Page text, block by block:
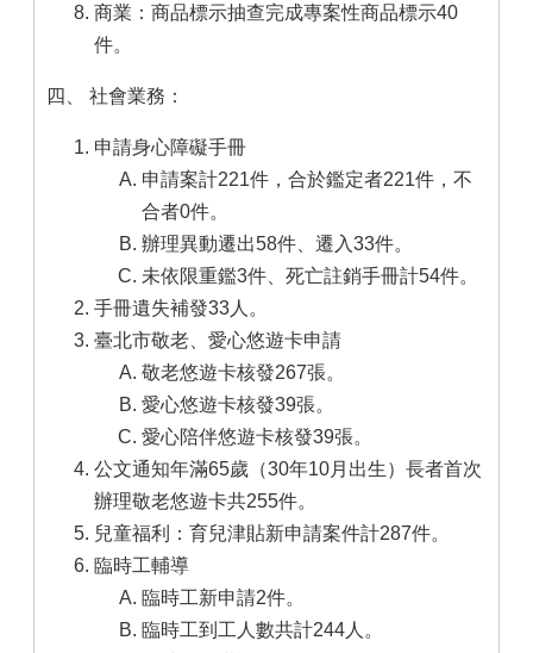
商業：商品標示抽查完成專案性商品標示40
件。
四、 社會業務：
申請身心障礙手冊
申請案計221件，合於鑑定者221件，不
合者0件。
辦理異動遷出58件、遷入33件。
未依限重鑑3件、死亡註銷手冊計54件。
手冊遺失補發33人。
臺北市敬老、愛心悠遊卡申請
敬老悠遊卡核發267張。
愛心悠遊卡核發39張。
愛心陪伴悠遊卡核發39張。
公文通知年滿65歲（30年10月出生）長者首次
辦理敬老悠遊卡共255件。
兒童福利：育兒津貼新申請案件計287件。
臨時工輔導
臨時工新申請2件。
臨時工到工人數共計244人。